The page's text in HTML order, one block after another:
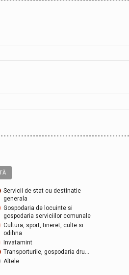
Servicii de stat cu destinatie
generala
Gospodaria de locuinte si
gospodaria serviciilor comunale
Cultura, sport, tineret, culte si
odihna
Invatamint
Transporturile, gospodaria dru…
Altele